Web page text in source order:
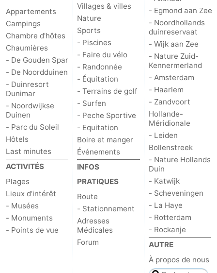
Haye
Rotterdam
-
Rockanje
Météo
Contact
Appartements
Campings
Chambre d'hôtes
Chaumières
- De Gouden Spar
- De Noordduinen
- Duinresort
Dunimar
- Noordwijkse
Duinen
- Parc du Soleil
Hôtels
Last minutes
ACTIVITÉS
Plages
Lieux d'intérêt
- Musées
- Monuments
- Points de vue
Villages & villes
Nature
Sports
- Piscines
- Faire du vélo
- Randonnée
- Équitation
- Terrains de golf
- Surfen
- Peche Sportive
- Equitation
Boire et manger
Événements
INFOS
PRATIQUES
Route
- Stationnement
Adresses
Médicales
Forum
- Egmond aan Zee
- Noordhollands
duinreservaat
- Wijk aan Zee
- Nature Zuid-
Kennermerland
- Amsterdam
- Haarlem
- Zandvoort
Hollande-
Méridionale
- Leiden
Bollenstreek
- Nature Hollands
Duin
- Katwijk
- Scheveningen
- La Haye
- Rotterdam
- Rockanje
AUTRE
À propos de nous